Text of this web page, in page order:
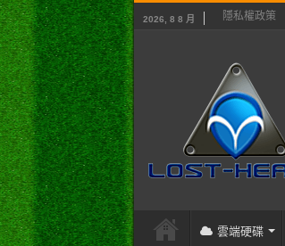
2026, 8 8 月 隱私權政策
雲端硬碟